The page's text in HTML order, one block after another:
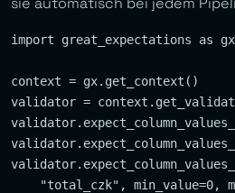
import great_expectations as gx
context = gx.get_context()
validator =
"total_czk", min_value=0,